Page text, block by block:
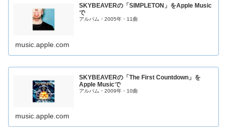
SKYBEAVERの「SIMPLETON」をApple Music
で
アルバム・2005年・11曲
music.apple.com
SKYBEAVERの「The First Countdown」を
Apple Musicで
アルバム・2009年・10曲
music.apple.com